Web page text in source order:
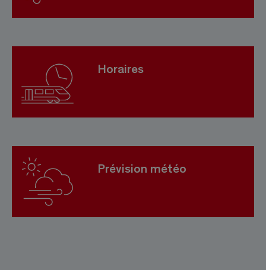
Horaires
Prévision météo